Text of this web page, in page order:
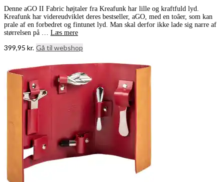
Denne aGO II Fabric højtaler fra Kreafunk har lille og kraftfuld lyd.
Kreafunk har videreudviklet deres bestseller, aGO, med en toâer, som kan
prale af en forbedret og fintunet lyd. Man skal derfor ikke lade sig narre af
størrelsen på … Læs mere
399,95 kr. Gå til webshop